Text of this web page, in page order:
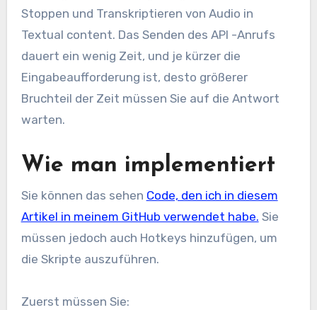
Stoppen und Transkriptieren von Audio in
Textual content. Das Senden des API -Anrufs
dauert ein wenig Zeit, und je kürzer die
Eingabeaufforderung ist, desto größerer
Bruchteil der Zeit müssen Sie auf die Antwort
warten.
Wie man implementiert
Sie können das sehen Code, den ich in diesem
Artikel in meinem GitHub verwendet habe. Sie
müssen jedoch auch Hotkeys hinzufügen, um
die Skripte auszuführen.
Zuerst müssen Sie: